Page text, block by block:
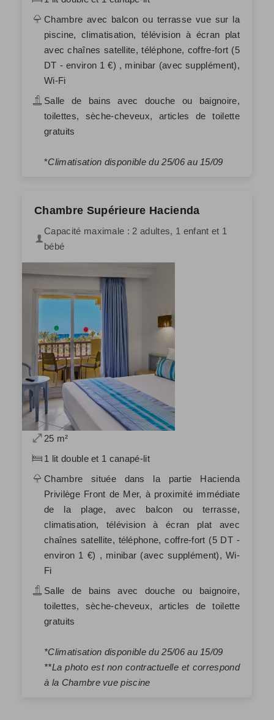
Chambre avec balcon ou terrasse vue sur la
piscine, climatisation, télévision à écran plat
avec chaînes satellite, téléphone, coffre-fort (5
DT - environ 1 €) , minibar (avec supplément),
Wi-Fi
Salle de bains avec douche ou baignoire,
toilettes, sèche-cheveux, articles de toilette
gratuits
*Climatisation disponible du 25/06 au 15/09
Chambre Supérieure Hacienda
Capacité maximale : 2 adultes, 1 enfant et 1
bébé
25 m²
1 lit double et 1 canapé-lit
Chambre située dans la partie Hacienda
Privilège Front de Mer, à proximité immédiate
de la plage, avec balcon ou terrasse,
climatisation, télévision à écran plat avec
chaînes satellite, téléphone, coffre-fort (5 DT -
environ 1 €) , minibar (avec supplément), Wi-
Fi
Salle de bains avec douche ou baignoire,
toilettes, sèche-cheveux, articles de toilette
gratuits
*Climatisation disponible du 25/06 au 15/09
**La photo est non contractuelle et correspond
à la Chambre vue piscine